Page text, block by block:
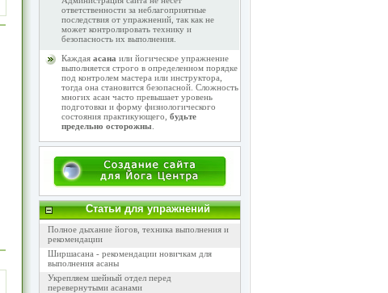
ответственности за неблагоприятные
последствия от упражнений, так как не
может контролировать технику и
безопасность их выполнения.
Каждая асана или йогическое упражнение
выполняется строго в определенном порядке
под контролем мастера или инструктора,
тогда она становится безопасной. Сложность
многих асан часто превышает уровень
подготовки и форму физиологического
состояния практикующего, будьте
предельно осторожны
Статьи для упражнений
Полное дыхание йогов, техника выполнения и
рекомендации
Ширшасана - рекомендации новичкам для
выполнения асаны
Укрепляем шейный отдел перед
перевернутыми асанами